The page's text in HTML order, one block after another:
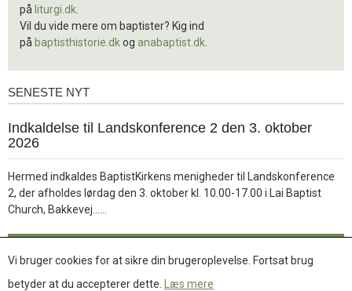
på liturgi.dk
Vil du vide mere om baptister? Kig ind
på baptisthistorie.dkog anabaptist.dk
Seneste
SENESTE NYT
jul.
Indkaldelse til Landskonference 2 den 3. oktober
2026
Hermed indkaldes BaptistKirkens menigheder til Landskonference
2, der afholdes lørdag den 3. oktober kl. 10.00-17.00 i Lai Baptist
Church, Bakkevej……
Læs mere
Vi bruger cookies for at sikre din brugeroplevelse. Fortsat brug
betyder at du accepterer dette.
Læs mere